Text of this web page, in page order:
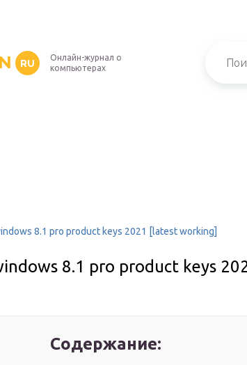
RU
Онлайн-журнал о
компьютерах
8.1 pro product keys 2021 [latest working]
8.1 pro product keys
Содержание: